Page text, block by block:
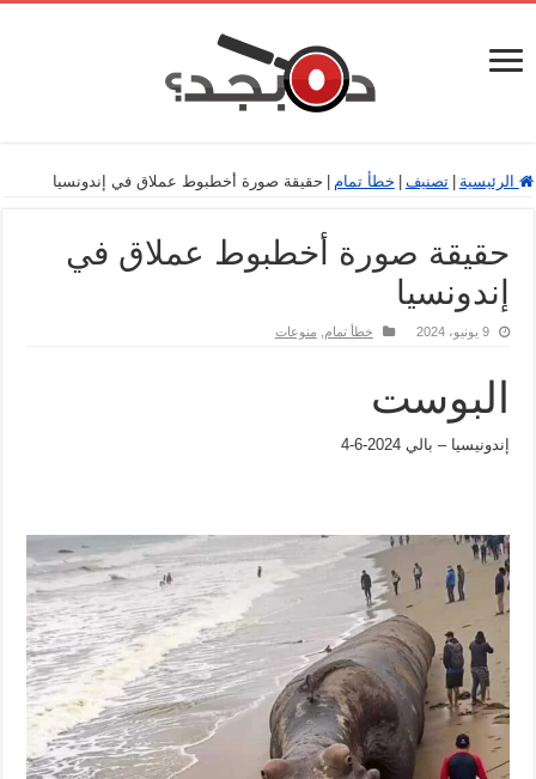
الرئيسية تصنيف خطأ تمام حقيقة صورة أخطبوط عملاق في إندونسيا
حقيقة صورة أخطبوط عملاق في
إندونسيا
9 يونيو، 2024 خطأ تمام منوعات
البوست
‏إندونيسيا – بالي ‏4-6-2024